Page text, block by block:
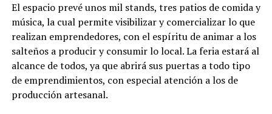
El espacio prevé unos mil stands, tres patios de comida y
música, la cual permite visibilizar y comercializar lo que
realizan emprendedores, con el espíritu de animar a los
salteños a producir y consumir lo local. La feria estará al
alcance de todos, ya que abrirá sus puertas a todo tipo
de emprendimientos, con especial atención a los de
producción artesanal.